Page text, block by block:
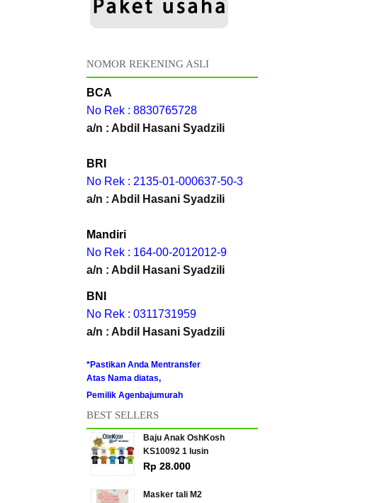
NOMOR REKENING ASLI
BCA
No Rek : 8830765728
a/n : Abdil Hasani Syadzili
BRI
No Rek : 2135-01-000637-50-3
a/n : Abdil Hasani Syadzili
Mandiri
No Rek : 164-00-2012012-9
a/n : Abdil Hasani Syadzili
BNI
No Rek : 0311731959
a/n : Abdil Hasani Syadzili
*Pastikan Anda Mentransfer
Atas Nama diatas,
Pemilik Agenbajumurah
BEST SELLERS
Baju Anak OshKosh
KS10092 1 lusin
Rp 28.000
Masker tali M2